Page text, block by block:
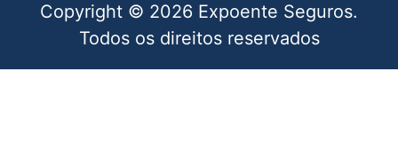
Copyright © 2026 Expoente Seguros.
Todos os direitos reservados